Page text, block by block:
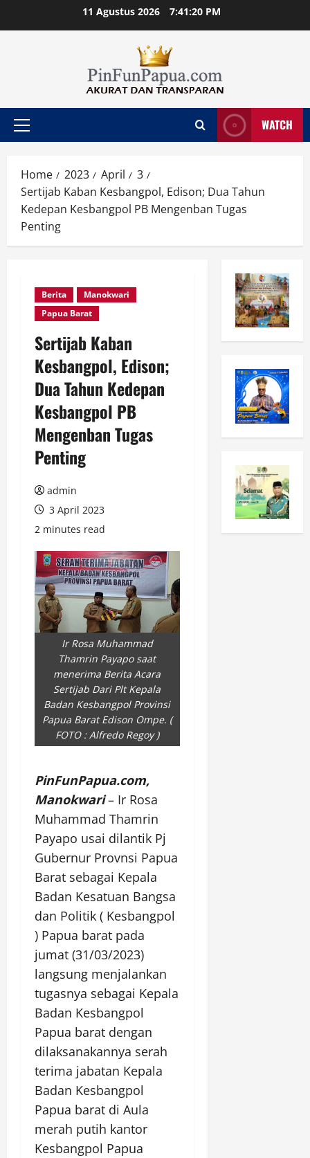
11 Agustus 2026 7:41:20 PM
Primary
WATCH
Home 2023 April
3
Sertijab Kaban Kesbangpol, Edison; Dua Tahun
Kedepan Kesbangpol PB Mengenban Tugas
Penting
Berita
Manokwari
Papua Barat
Sertijab Kaban
Kesbangpol, Edison;
Dua Tahun Kedepan
Kesbangpol PB
Mengenban Tugas
Penting
admin
3 April 2023
2 minutes read
Ir Rosa Muhammad
Thamrin Payapo saat
menerima Berita Acara
Sertijab Dari Plt Kepala
Badan Kesbangpol Provinsi
Papua Barat Edison Ompe. (
FOTO : Alfredo Regoy )
PinFunPapua.com,
Manokwari– Ir Rosa
Muhammad Thamrin
Payapo usai dilantik Pj
Gubernur Provnsi Papua
Barat sebagai Kepala
Badan Kesatuan Bangsa
dan Politik ( Kesbangpol
) Papua barat pada
jumat (31/03/2023)
langsung menjalankan
tugasnya sebagai Kepala
Badan Kesbangpol
Papua barat dengan
dilaksanakannya serah
terima jabatan Kepala
Badan Kesbangpol
Papua barat di Aula
merah putih kantor
Kesbangpol Papua